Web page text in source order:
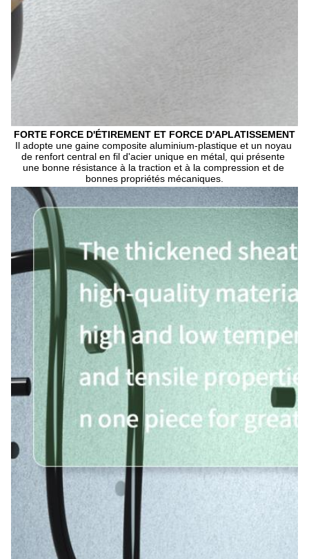
FORTE FORCE D'ÉTIREMENT ET FORCE D'APLATISSEMENT
Il adopte une gaine composite aluminium-plastique et un noyau
de renfort central en fil d'acier unique en métal, qui présente
une bonne résistance à la traction et à la compression et de
bonnes propriétés mécaniques.